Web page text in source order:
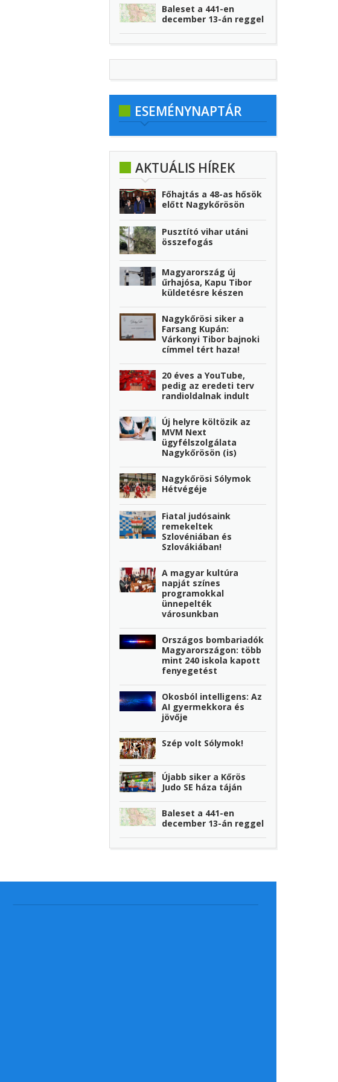
Baleset a 441-en
december 13-án reggel
ESEMÉNYNAPTÁR
AKTUÁLIS HÍREK
Főhajtás a 48-as hősök
előtt Nagykőrösön
Pusztító vihar utáni
összefogás
Magyarország új
űrhajósa, Kapu Tibor
küldetésre készen
Nagykőrösi siker a
Farsang Kupán:
Várkonyi Tibor bajnoki
címmel tért haza!
20 éves a YouTube,
pedig az eredeti terv
randioldalnak indult
Új helyre költözik az
MVM Next
ügyfélszolgálata
Nagykőrösön (is)
Nagykőrösi Sólymok
Hétvégéje
Fiatal judósaink
remekeltek
Szlovéniában és
Szlovákiában!
A magyar kultúra
napját színes
programokkal
ünnepelték
városunkban
Országos bombariadók
Magyarországon: több
mint 240 iskola kapott
fenyegetést
Okosból intelligens: Az
AI gyermekkora és
jövője
Szép volt Sólymok!
Újabb siker a Kőrös
Judo SE háza táján
Baleset a 441-en
december 13-án reggel